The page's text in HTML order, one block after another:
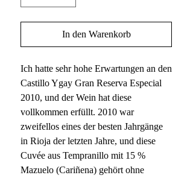
In den Warenkorb
Ich hatte sehr hohe Erwartungen an den
Castillo Ygay Gran Reserva Especial
2010, und der Wein hat diese
vollkommen erfüllt. 2010 war
zweifellos eines der besten Jahrgänge
in Rioja der letzten Jahre, und diese
Cuvée aus Tempranillo mit 15 %
Mazuelo (Cariñena) gehört ohne